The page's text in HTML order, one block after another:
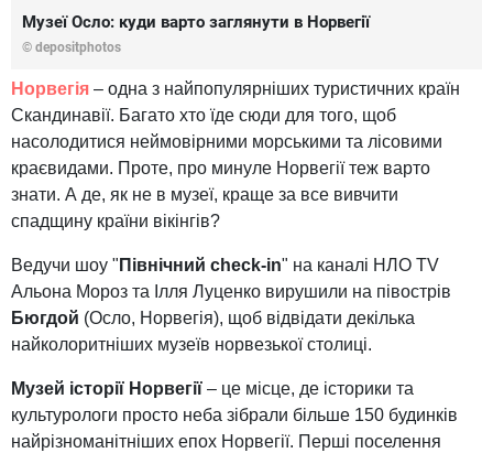
Музеї Осло: куди варто заглянути в Норвегії
© depositphotos
Норвегія – одна з найпопулярніших туристичних країн
Скандинавії. Багато хто їде сюди для того, щоб
насолодитися неймовірними морськими та лісовими
краєвидами. Проте, про минуле Норвегії теж варто
знати. А де, як не в музеї, краще за все вивчити
спадщину країни вікінгів?
Ведучи шоу " Північний check-in" на каналі НЛО TV
Альона Мороз та Ілля Луценко вирушили на півострів
Бюгдой (Осло, Норвегія), щоб відвідати декілька
найколоритніших музеїв норвезької столиці.
Музей історії Норвегії – це місце, де історики та
культурологи просто неба зібрали більше 150 будинків
найрізноманітніших епох Норвегії. Перші поселення